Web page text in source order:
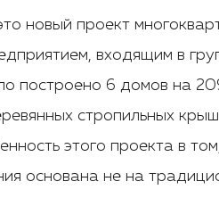
новый проект
входящим в
построено 6 домов на
стропильных
этого проекта в
основана не на